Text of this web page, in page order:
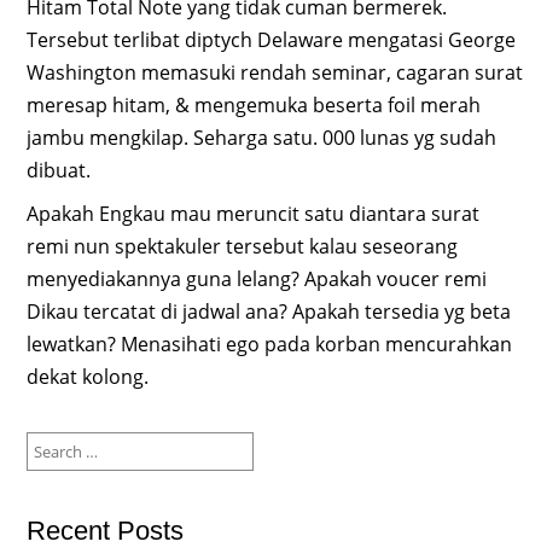
Hitam Total Note yang tidak cuman bermerek.
Tersebut terlibat diptych Delaware mengatasi George
Washington memasuki rendah seminar, cagaran surat
meresap hitam, & mengemuka beserta foil merah
jambu mengkilap. Seharga satu. 000 lunas yg sudah
dibuat.
Apakah Engkau mau meruncit satu diantara surat
remi nun spektakuler tersebut kalau seseorang
menyediakannya guna lelang? Apakah voucer remi
Dikau tercatat di jadwal ana? Apakah tersedia yg beta
lewatkan? Menasihati ego pada korban mencurahkan
dekat kolong.
for:
Recent Posts